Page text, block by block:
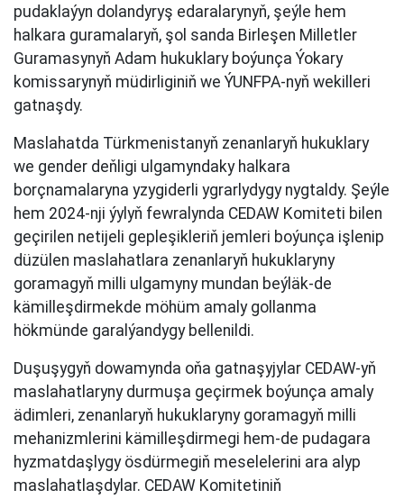
pudaklaýyn dolandyryş edaralarynyň, şeýle hem
halkara guramalaryň, şol sanda Birleşen Milletler
Guramasynyň Adam hukuklary boýunça Ýokary
komissarynyň müdirliginiň we ÝUNFPA-nyň wekilleri
gatnaşdy.
Maslahatda Türkmenistanyň zenanlaryň hukuklary
we gender deňligi ulgamyndaky halkara
borçnamalaryna yzygiderli ygrarlydygy nygtaldy. Şeýle
hem 2024-nji ýylyň fewralynda CEDAW Komiteti bilen
geçirilen netijeli gepleşikleriň jemleri boýunça işlenip
düzülen maslahatlara zenanlaryň hukuklaryny
goramagyň milli ulgamyny mundan beýläk-de
kämilleşdirmekde möhüm amaly gollanma
hökmünde garalýandygy bellenildi.
Duşuşygyň dowamynda oňa gatnaşyjylar CEDAW-yň
maslahatlaryny durmuşa geçirmek boýunça amaly
ädimleri, zenanlaryň hukuklaryny goramagyň milli
mehanizmlerini kämilleşdirmegi hem-de pudagara
hyzmatdaşlygy ösdürmegiň meselelerini ara alyp
maslahatlaşdylar. CEDAW Komitetiniň